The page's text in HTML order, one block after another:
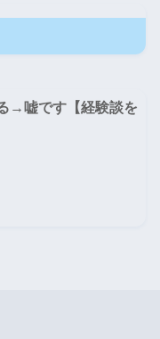
→嘘です【経験談を